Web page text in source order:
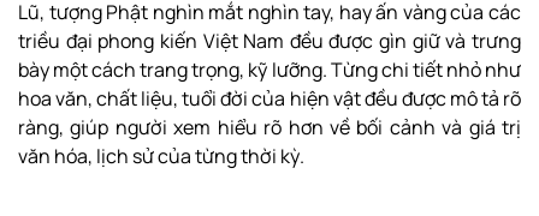
Lũ, tượng Phật nghìn mắt nghìn tay, hay ấn vàng của các
triều đại phong kiến Việt Nam đều được gìn giữ và trưng
bày một cách trang trọng, kỹ lưỡng. Từng chi tiết nhỏ như
hoa văn, chất liệu, tuổi đời của hiện vật đều được mô tả rõ
ràng, giúp người xem hiểu rõ hơn về bối cảnh và giá trị
văn hóa, lịch sử của từng thời kỳ.